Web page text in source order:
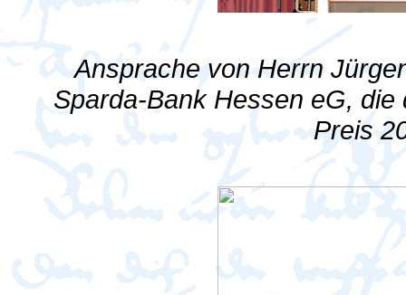
Ansprache von Herrn
Sparda-Bank Hessen eG,
Preis